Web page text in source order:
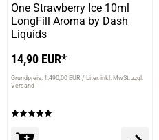
One Strawberry Ice 10ml
LongFill Aroma by Dash
Liquids
14,90 EUR*
Grundpreis: 1.490,00 EUR / Liter inkl. MwSt. zzgl.
Versand